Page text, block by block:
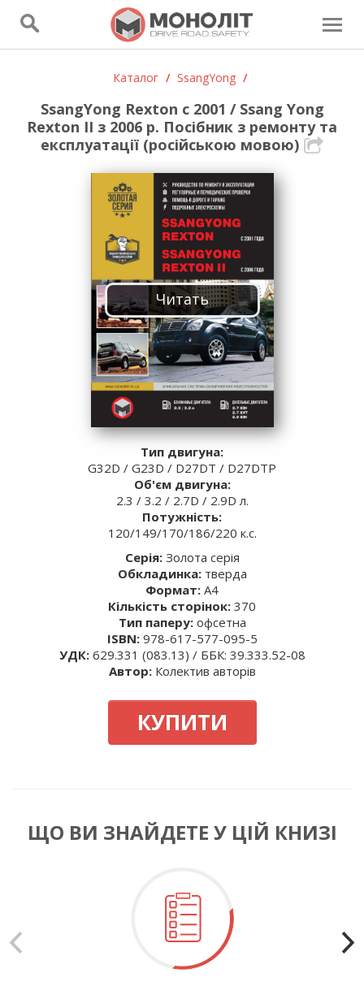
Каталог / SsangYong /
SsangYong Rexton с 2001 / Ssang Yong
Rexton II з 2006 р. Посібник з ремонту та
експлуатації (російською мовою)
Читать
Тип двигуна:
G32D / G23D / D27DT / D27DTР
Об'єм двигуна:
2.3 / 3.2 / 2.7D / 2.9D л.
Потужність:
120/149/170/186/220 к.с.
Серія:Золота серія
Обкладинка:тверда
Формат: A4
Кількість сторінок: 370
Тип паперу:офсетна
ISBN:978-617-577-095-5
УДК:629.331 (083.13) / ББК: 39.333.52-08
Автор:Колектив авторів
КУПИТИ
ЩО ВИ ЗНАЙДЕТЕ У ЦІЙ КНИЗІ